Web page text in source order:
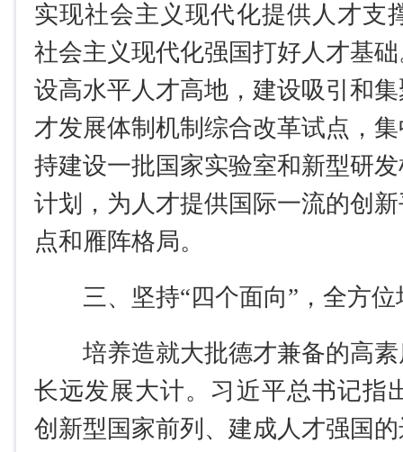
实现社会主义现代化提供人才支
社会主义现代化强国打好人才基
设高水平人才高地，建设吸引和
才发展体制机制综合改革试点，
持建设一批国家实验室和新型研
计划，为人才提供国际一流的创
点和雁阵格局。
三、坚持“四个面向”，全方
培养造就大批德才兼备的高素
长远发展大计。习近平总书记指
创新型国家前列、建成人才强国